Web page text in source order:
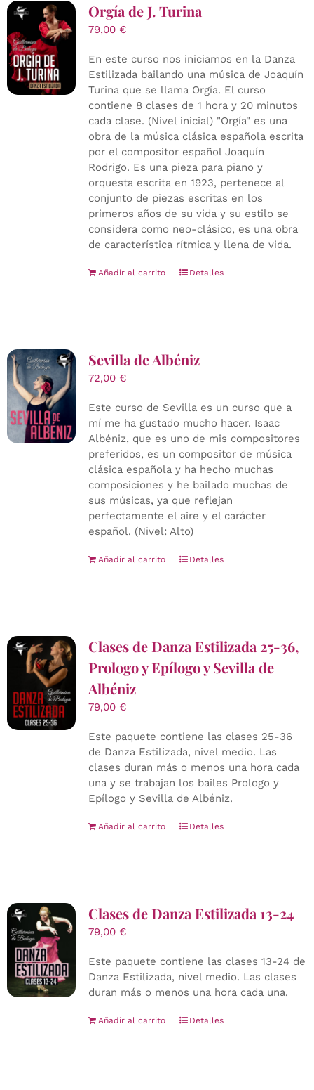
Orgía de J. Turina
79,00 €
En este curso nos iniciamos en la Danza
Estilizada bailando una música de Joaquín
Turina que se llama Orgía. El curso
contiene 8 clases de 1 hora y 20 minutos
cada clase. (Nivel inicial) "Orgía" es una
obra de la música clásica española escrita
por el compositor español Joaquín
Rodrigo. Es una pieza para piano y
orquesta escrita en 1923, pertenece al
conjunto de piezas escritas en los
primeros años de su vida y su estilo se
considera como neo-clásico, es una obra
de característica rítmica y llena de vida.
Añadir al carrito Detalles
Sevilla de Albéniz
72,00 €
Este curso de Sevilla es un curso que a
mí me ha gustado mucho hacer. Isaac
Albéniz, que es uno de mis compositores
preferidos, es un compositor de música
clásica española y ha hecho muchas
composiciones y he bailado muchas de
sus músicas, ya que reflejan
perfectamente el aire y el carácter
español. (Nivel: Alto)
Añadir al carrito Detalles
Clases de Danza Estilizada 25-36,
Prologo y Epílogo y Sevilla de
Albéniz
79,00 €
Este paquete contiene las clases 25-36
de Danza Estilizada, nivel medio. Las
clases duran más o menos una hora cada
una y se trabajan los bailes Prologo y
Epílogo y Sevilla de Albéniz.
Añadir al carrito Detalles
Clases de Danza Estilizada 13-24
79,00 €
Este paquete contiene las clases 13-24 de
Danza Estilizada, nivel medio. Las clases
duran más o menos una hora cada una.
Añadir al carrito Detalles